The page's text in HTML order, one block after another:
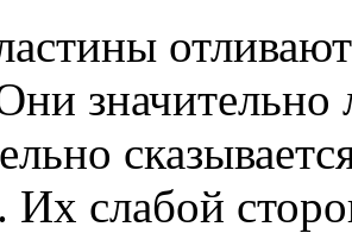
Их слабой